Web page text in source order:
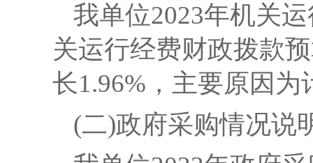
我单位2023年机关
关运行经费财政拨款
长1.96% ，主要原因为
(二)政府采购情况说